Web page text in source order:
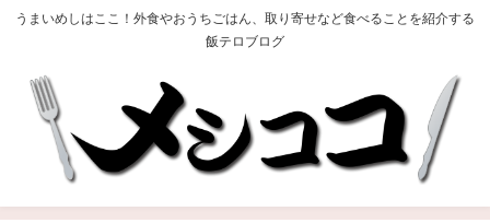
うまいめしはここ！外食やおうちごはん、取り寄せなど食べることを紹介する
飯テロブログ